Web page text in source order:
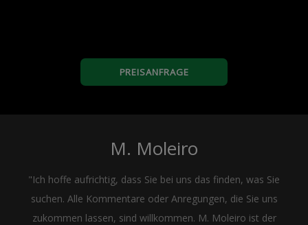
PREISANFRAGE
M. Moleiro
"Ich hoffe aufrichtig, dass Sie bei uns das finden, was Sie
suchen. Alle Kommentare oder Anregungen, die Sie uns
zukommen lassen, sind willkommen. M. Moleiro ist der